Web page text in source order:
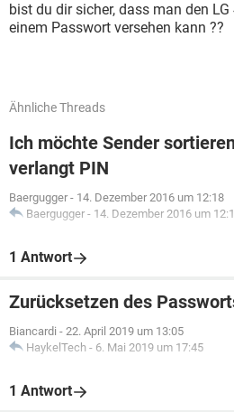
bist du dir sicher, dass man den
einem Passwort versehen kann ??
Ähnliche Threads
Ich möchte Sender
verlangt PIN
Baergugger - 14. Dezember 2016 um 12:18
Baergugger - 14. Dezember 2016 um
1 Antwort
Zurücksetzen des
Biancardi - 22. April 2019 um 13:05
HaykelTech - 6. Mai 2019 um 17:45
1 Antwort